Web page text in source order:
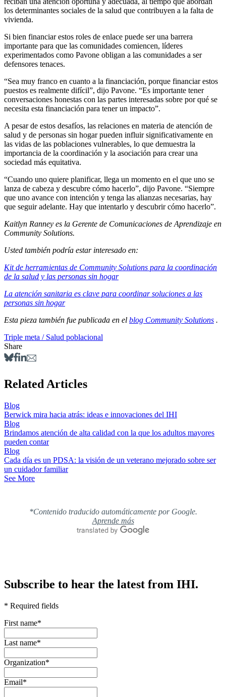
los determinantes sociales de la salud que contribuyen a la falta de
vivienda.
Si bien financiar estos roles de enlace puede ser una barrera
importante para que las comunidades comiencen, líderes
experimentados como Pavone obligan a las comunidades a ser
defensores tenaces.
“Sea muy franco en cuanto a la financiación, porque financiar estos
puestos es realmente difícil”, dijo Pavone. “Es importante tener
conversaciones honestas con las partes interesadas sobre por qué se
necesita esta financiación para tener un impacto”.
A pesar de estos desafíos, las relaciones en materia de atención de
salud y de personas sin hogar pueden influir significativamente en
las vidas de las poblaciones vulnerables, lo que demuestra la
importancia de la coordinación y la asociación para crear una
sociedad más equitativa.
“Cuando uno quiere planificar, llega un momento en el que uno se
lanza de cabeza y descubre cómo hacerlo”, dijo Pavone. “Siempre
que uno avance con intención y tenga las alianzas necesarias, hay
que seguir adelante. Hay que intentarlo y descubrir cómo hacerlo”.
Kaitlyn Ranney es la Gerente de Comunicaciones de Aprendizaje en
Community Solutions.
Usted también podría estar interesado en:
Kit de herramientas de Community Solutions para la coordinación
de la salud y las personas sin hogar
La atención sanitaria es clave para coordinar soluciones a las
personas sin hogar
Esta pieza también fue publicada en el blog Community Solutions .
Triple meta / Salud poblacional
Share
Related Articles
Blog
Berwick mira hacia atrás: ideas e innovaciones del IHI
Blog
Brindamos atención de alta calidad con la que los adultos mayores
pueden contar
Blog
Cada día es un PDSA: la visión de un veterano mejorado sobre ser
un cuidador familiar
See More
*Contenido traducido automáticamente por Google.
Aprende más
Subscribe to hear the latest from IHI.
* Required fields
First name*
Last name*
Organization*
Email*